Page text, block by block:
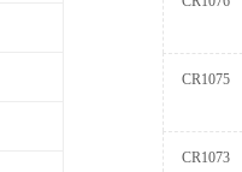
CR1075
CR1073